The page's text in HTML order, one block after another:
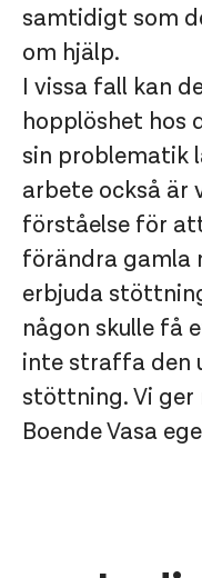
samtidigt som
om hjälp.
I vissa fall kan
hopplöshet hos
sin problematik
arbete också är
förståelse för
förändra gamla
erbjuda
någon skulle få
inte straffa den
stöttning. Vi ger
Boende Vasa